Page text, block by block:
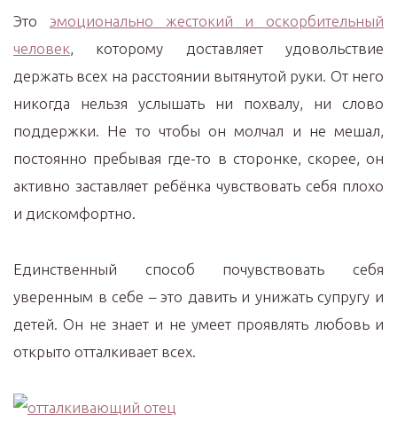
Это эмоционально жестокий и оскорбительный
человек, которому доставляет удовольствие
держать всех на расстоянии вытянутой руки. От него
никогда нельзя услышать ни похвалу, ни слово
поддержки. Не то чтобы он молчал и не мешал,
постоянно пребывая где-то в сторонке, скорее, он
активно заставляет ребёнка чувствовать себя плохо
и дискомфортно.
Единственный способ почувствовать себя
уверенным в себе – это давить и унижать супругу и
детей. Он не знает и не умеет проявлять любовь и
открыто отталкивает всех.